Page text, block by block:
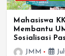
Mahasiswa
Membantu
Sosialisasi
JMM